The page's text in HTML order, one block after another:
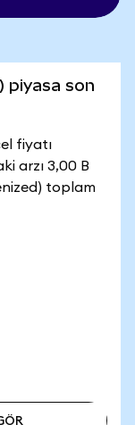
piyasa son
fiyatı
arzı 3,00 B
toplam